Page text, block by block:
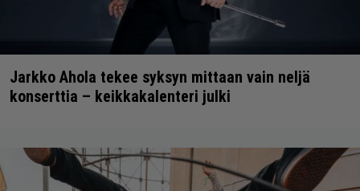
Jarkko Ahola tekee syksyn mittaan vain neljä
konserttia – keikkakalenteri julki